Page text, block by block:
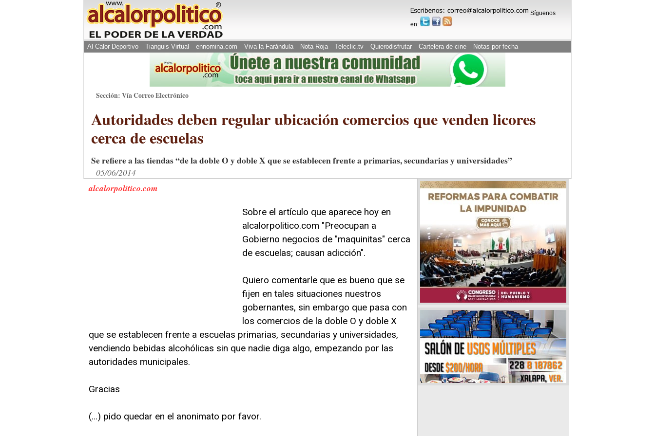
Síguenos
en:
Al Calor Deportivo Tianguis Virtual ennomina.com Viva la Farándula Nota Roja Teleclic.tv Quierodisfrutar Cartelera de cine Notas por fecha
Sección: Vía Correo Electrónico
Autoridades deben regular ubicación comercios que venden licores
cerca de escuelas
Se refiere a las tiendas “de la doble O y doble X que se establecen frente a primarias, secundarias y universidades”
05/06/2014
alcalorpolitico.com
Sobre el artículo que aparece hoy en
alcalorpolitico.com "Preocupan a
Gobierno negocios de "maquinitas" cerca
de escuelas; causan adicción".
Quiero comentarle que es bueno que se
fijen en tales situaciones nuestros
gobernantes, sin embargo que pasa con
los comercios de la doble O y doble X
que se establecen frente a escuelas primarias, secundarias y universidades,
vendiendo bebidas alcohólicas sin que nadie diga algo, empezando por las
autoridades municipales.
Gracias
(…) pido quedar en el anonimato por favor.